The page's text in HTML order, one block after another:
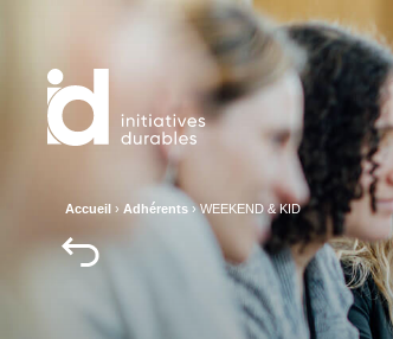
Accueil › Adhérents ›WEEKEND & KID